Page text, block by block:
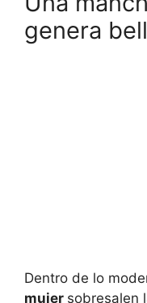
genera
Dentro de lo
mujer sobresalen